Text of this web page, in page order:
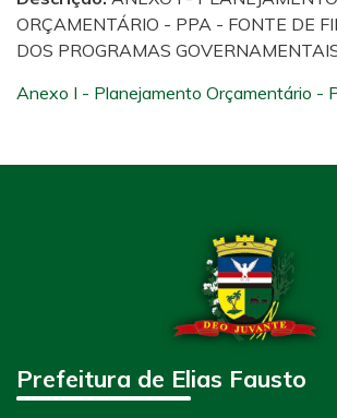
ORÇAMENTÁRIO - PPA - FONTE DE
DOS PROGRAMAS
Anexo I - Planejamento Orçamentário -
Prefeitura de Elias Fausto